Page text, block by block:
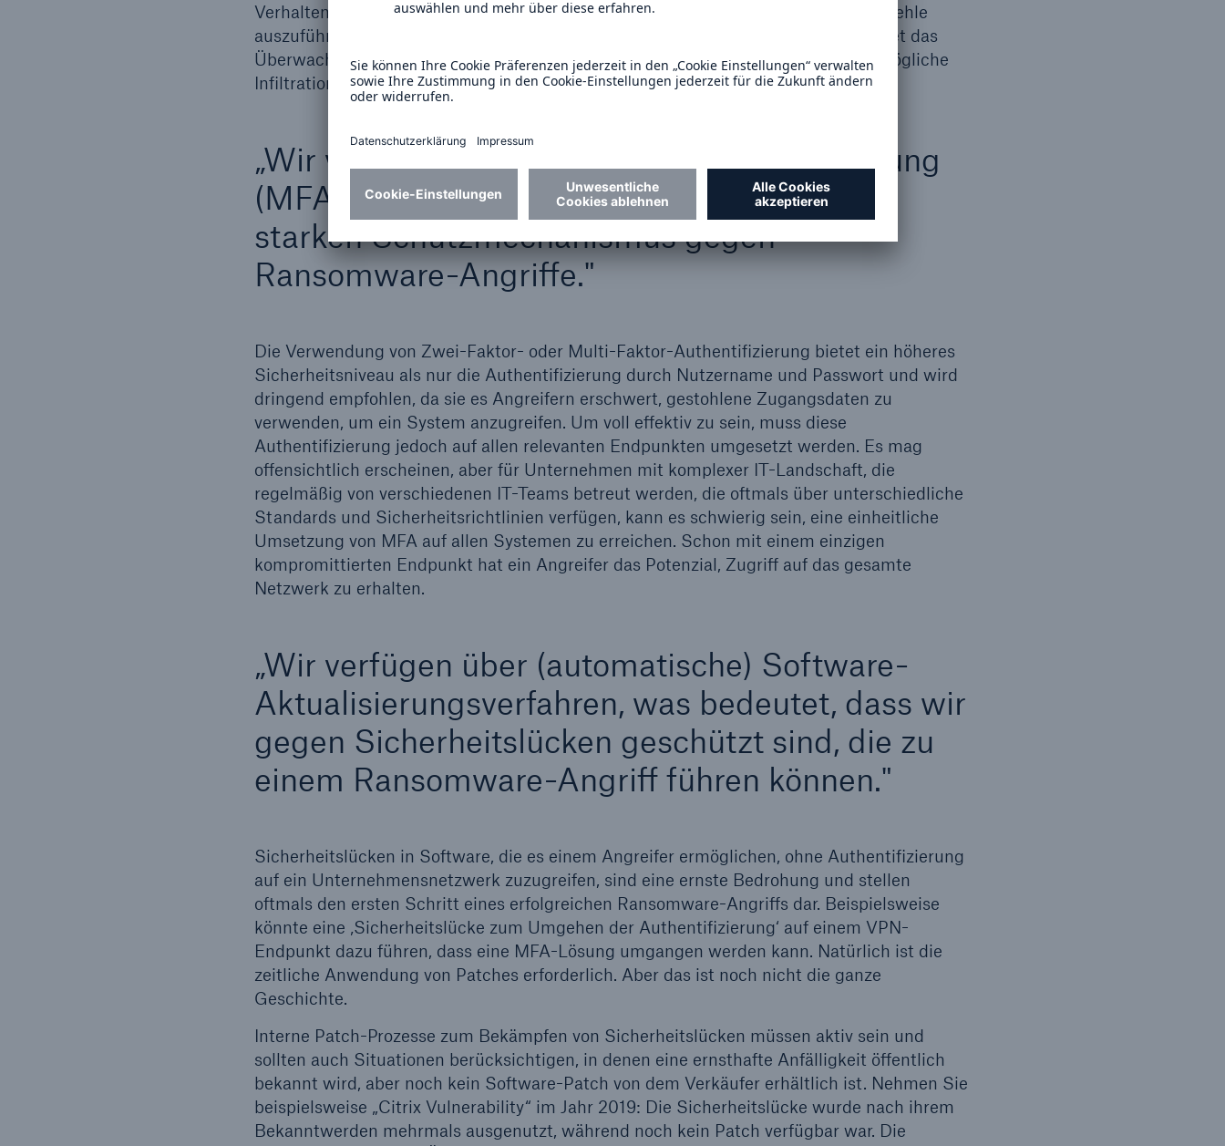
Verhalten überwachen. Wenn ein Nutzer beispielsweise versucht, unerwartete Befehle
auszuführen oder ungewöhnliche Hochrisikoprogramme zu verwenden, unterbindet das
Überwachungssystem diese Handlungen und lenkt die Aufmerksamkeit auf die mögliche
Infiltration.
„Wir verwenden Multi-Faktor-Authentifizierung
(MFA). Wir verfügen also schon über einen
starken Schutzmechanismus gegen
Ransomware-Angriffe."
Die Verwendung von Zwei-Faktor- oder Multi-Faktor-Authentifizierung bietet ein höheres
Sicherheitsniveau als nur die Authentifizierung durch Nutzername und Passwort und wird
dringend empfohlen, da sie es Angreifern erschwert, gestohlene Zugangsdaten zu
verwenden, um ein System anzugreifen. Um voll effektiv zu sein, muss diese
Authentifizierung jedoch auf allen relevanten Endpunkten umgesetzt werden. Es mag
offensichtlich erscheinen, aber für Unternehmen mit komplexer IT-Landschaft, die
regelmäßig von verschiedenen IT-Teams betreut werden, die oftmals über unterschiedliche
Standards und Sicherheitsrichtlinien verfügen, kann es schwierig sein, eine einheitliche
Umsetzung von MFA auf allen Systemen zu erreichen. Schon mit einem einzigen
kompromittierten Endpunkt hat ein Angreifer das Potenzial, Zugriff auf das gesamte
Netzwerk zu erhalten.
„Wir verfügen über (automatische) Software-
Aktualisierungsverfahren, was bedeutet, dass wir
gegen Sicherheitslücken geschützt sind, die zu
einem Ransomware-Angriff führen können."
Sicherheitslücken in Software, die es einem Angreifer ermöglichen, ohne Authentifizierung
auf ein Unternehmensnetzwerk zuzugreifen, sind eine ernste Bedrohung und stellen
oftmals den ersten Schritt eines erfolgreichen Ransomware-Angriffs dar. Beispielsweise
könnte eine ‚Sicherheitslücke zum Umgehen der Authentifizierung‘ auf einem VPN-
Endpunkt dazu führen, dass eine MFA-Lösung umgangen werden kann. Natürlich ist die
zeitliche Anwendung von Patches erforderlich. Aber das ist noch nicht die ganze
Geschichte.
Interne Patch-Prozesse zum Bekämpfen von Sicherheitslücken müssen aktiv sein und
sollten auch Situationen berücksichtigen, in denen eine ernsthafte Anfälligkeit öffentlich
bekannt wird, aber noch kein Software-Patch von dem Verkäufer erhältlich ist. Nehmen Sie
beispielsweise „Citrix Vulnerability“ im Jahr 2019: Die Sicherheitslücke wurde nach ihrem
Bekanntwerden mehrmals ausgenutzt, während noch kein Patch verfügbar war. Die